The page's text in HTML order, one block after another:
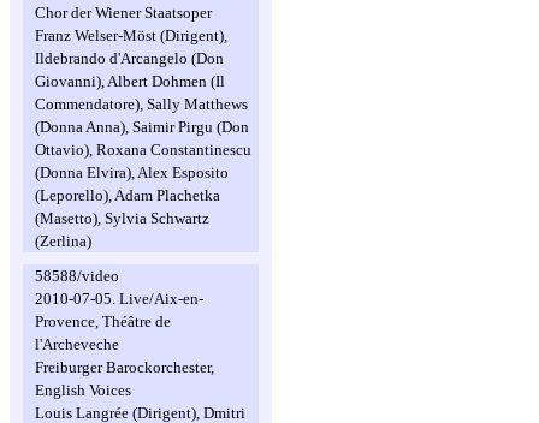
Chor der Wiener Staatsoper
Franz Welser-Möst (Dirigent),
Ildebrando d'Arcangelo (Don
Giovanni), Albert Dohmen (Il
Commendatore), Sally Matthews
(Donna Anna), Saimir Pirgu (Don
Ottavio), Roxana Constantinescu
(Donna Elvira), Alex Esposito
(Leporello), Adam Plachetka
(Masetto), Sylvia Schwartz
(Zerlina)
58588/video
2010-07-05. Live/Aix-en-
Provence, Théâtre de
l'Archeveche
Freiburger Barockorchester,
English Voices
Louis Langrée (Dirigent), Dmitri